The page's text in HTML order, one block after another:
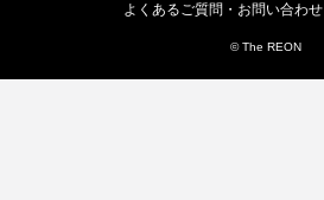
よくあるご質問・お問い合わせ
© The REON